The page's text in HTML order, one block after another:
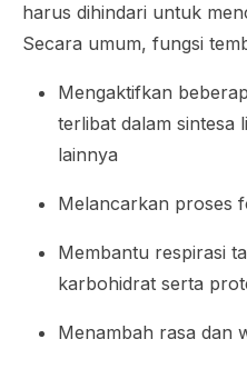
harus dihindari untuk
Secara umum, fungsi
Mengaktifkan
terlibat dalam sintesa
lainnya
Melancarkan proses
Membantu respirasi
karbohidrat serta
Menambah rasa dan